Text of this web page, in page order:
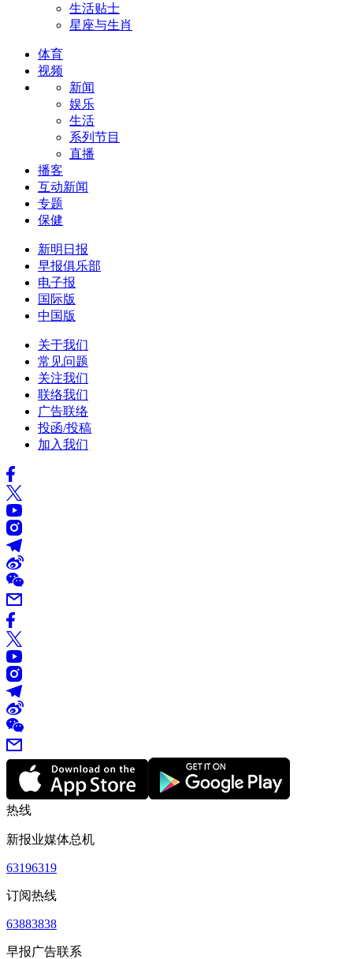
生活贴士
星座与生肖
体育
视频
新闻
娱乐
生活
系列节目
直播
播客
互动新闻
专题
保健
新明日报
早报俱乐部
电子报
国际版
中国版
关于我们
常见问题
关注我们
联络我们
广告联络
投函/投稿
加入我们
热线
新报业媒体总机
63196319
订阅热线
63883838
早报广告联系